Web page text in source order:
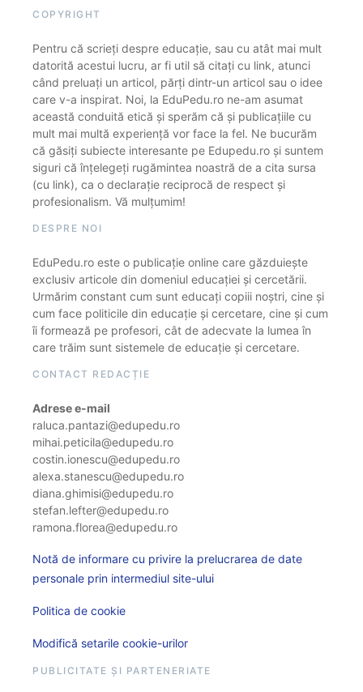
COPYRIGHT
Pentru că scrieți despre educație, sau cu atât mai mult
datorită acestui lucru, ar fi util să citați cu link, atunci
când preluați un articol, părți dintr-un articol sau o idee
care v-a inspirat. Noi, la EduPedu.ro ne-am asumat
această conduită etică și sperăm că și publicațiile cu
mult mai multă experiență vor face la fel. Ne bucurăm
că găsiți subiecte interesante pe Edupedu.ro și suntem
siguri că înțelegeți rugămintea noastră de a cita sursa
(cu link), ca o declarație reciprocă de respect și
profesionalism. Vă mulțumim!
DESPRE NOI
EduPedu.ro este o publicație online care găzduiește
exclusiv articole din domeniul educației și cercetării.
Urmărim constant cum sunt educați copiii noștri, cine și
cum face politicile din educație și cercetare, cine și cum
îi formează pe profesori, cât de adecvate la lumea în
care trăim sunt sistemele de educație și cercetare.
CONTACT REDACȚIE
Adrese e-mail
raluca.pantazi@edupedu.ro
mihai.peticila@edupedu.ro
costin.ionescu@edupedu.ro
alexa.stanescu@edupedu.ro
diana.ghimisi@edupedu.ro
stefan.lefter@edupedu.ro
ramona.florea@edupedu.ro
Notă de informare cu privire la prelucrarea de date
personale prin intermediul site-ului
Politica de cookie
Modifică setarile cookie-urilor
PUBLICITATE ȘI PARTENERIATE